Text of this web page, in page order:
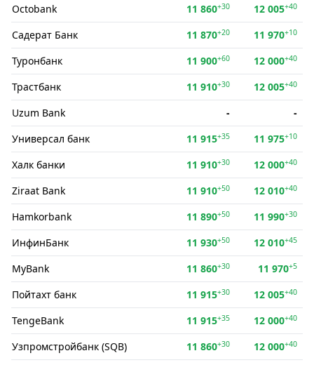
Octobank 11 860+30 12 005+40
Садерат Банк 11 870+20 11 970+10
Туронбанк 11 900+60 12 000+40
Трастбанк 11 910+30 12 005+40
Uzum Bank -
-
Универсал банк
11 915+35 11 975+10
Халк банки 11 910+30 12 000+40
Ziraat Bank 11 910+50 12 010+40
Hamkorbank 11 890+50 11 990+30
ИнфинБанк 11 930+50 12 010+45
MyBank 11 860+30 11 970+5
Пойтахт банк 11 915+30 12 005+40
TengeBank 11 915+35 12 000+40
Узпромстройбанк (SQB) 11 860+30 12 000+40